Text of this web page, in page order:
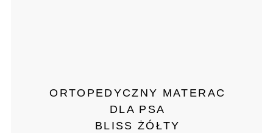
ORTOPEDYCZNY MATERAC
DLA PSA
BLISS ŻÓŁTY